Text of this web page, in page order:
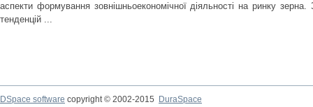
аспекти формування зовнішньоекономічної діяльності на ринку зерна.
тенденцій ...
DSpace software copyright © 2002-2015
DuraSpace